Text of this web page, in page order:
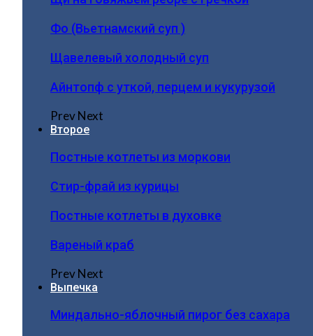
Фо (Вьетнамский суп )
Щавелевый холодный суп
Айнтопф с уткой, перцем и кукурузой
PrevNext
Второе
Постные котлеты из моркови
Стир-фрай из курицы
Постные котлеты в духовке
Вареный краб
PrevNext
Выпечка
Миндально-яблочный пирог без сахара